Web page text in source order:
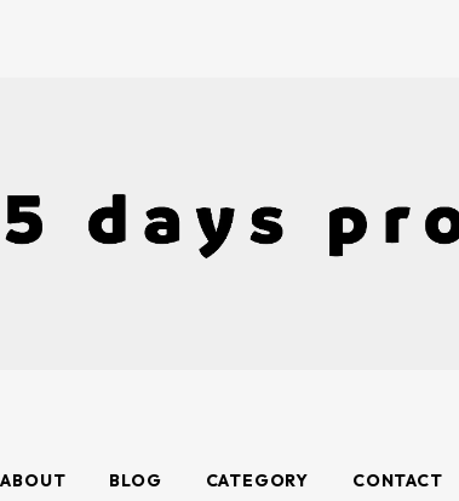
ABOUT BLOG CATEGORY CONTACT